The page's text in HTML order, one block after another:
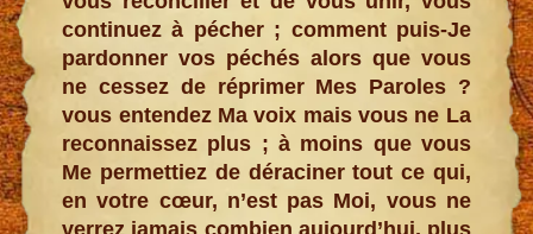
continuez à pécher ; comment puis-Je
pardonner vos péchés alors que vous
ne cessez de réprimer Mes Paroles ?
vous entendez Ma voix mais vous ne La
reconnaissez plus ; à moins que vous
Me permettiez de déraciner tout ce qui,
en votre cœur, n’est pas Moi, vous ne
verrez jamais combien aujourd’hui, plus